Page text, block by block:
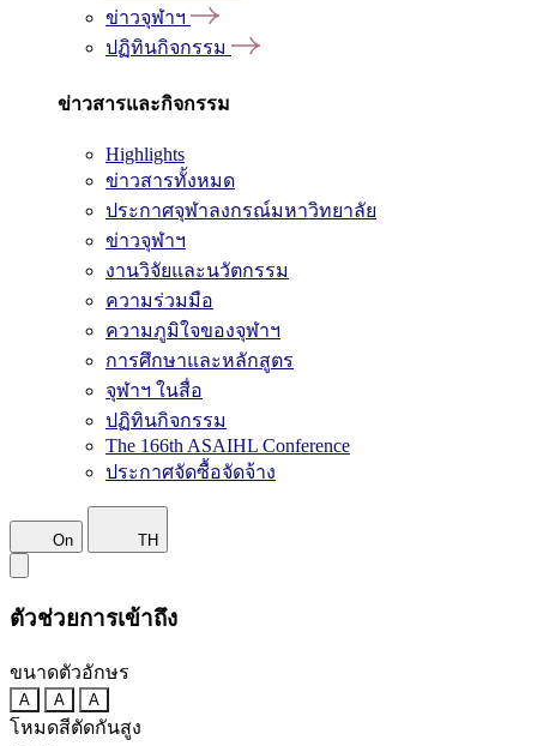
ข่าวจุฬาฯ
ปฏิทินกิจกรรม
ข่าวสารและกิจกรรม
Highlights
ข่าวสารทั้งหมด
ประกาศจุฬาลงกรณ์มหาวิทยาลัย
ข่าวจุฬาฯ
งานวิจัยและนวัตกรรม
ความร่วมมือ
ความภูมิใจของจุฬาฯ
การศึกษาและหลักสูตร
จุฬาฯ ในสื่อ
ปฏิทินกิจกรรม
The 166th ASAIHL Conference
ประกาศจัดซื้อจัดจ้าง
On TH
ตัวช่วยการเข้าถึง
ขนาดตัวอักษร
A A A
โหมดสีตัดกันสูง